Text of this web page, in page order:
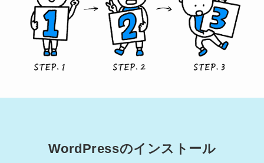
WordPressのインストール